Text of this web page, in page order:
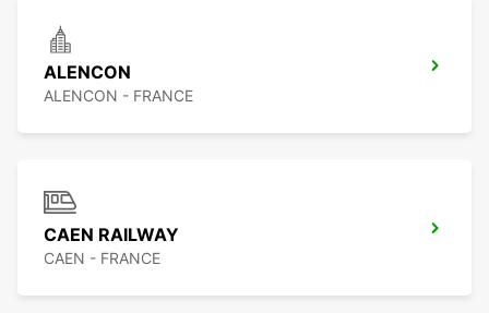
ALENCON
ALENCON - FRANCE
CAEN RAILWAY
CAEN - FRANCE